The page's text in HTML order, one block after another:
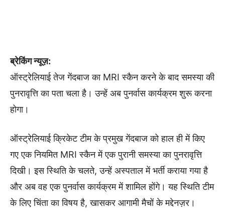
ब्रेकिंग न्यूज़:
ऑस्ट्रेलियाई तेज गेंदबाज का MRI स्कैन करने के बाद समस्या की
पुनरावृत्ति का पता चला है। उन्हें अब पुनर्वास कार्यक्रम शुरू करना
होगा।
ऑस्ट्रेलियाई क्रिकेट टीम के प्रमुख गेंदबाज को हाल ही में किए
गए एक नियमित MRI स्कैन में एक पुरानी समस्या का पुनरावृत्ति
दिखी। इस स्थिति के चलते, उन्हें अस्पताल में भर्ती कराया गया है
और अब वह एक पुनर्वास कार्यक्रम में शामिल होंगे। यह स्थिति टीम
के लिए चिंता का विषय है, खासकर आगामी मैचों के मद्देनज़र।